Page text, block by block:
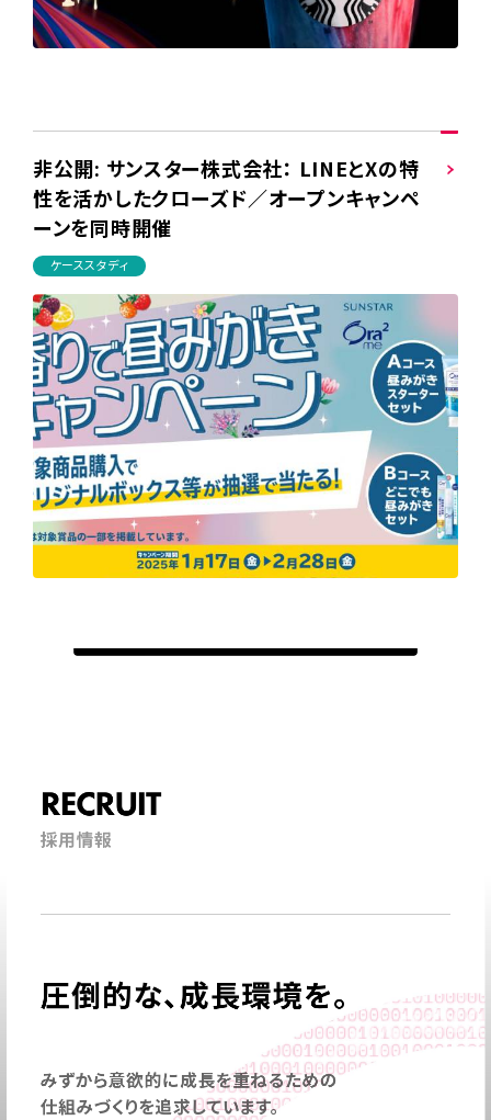
非公開: サンスター株式会社： LINEとXの特
性を活かしたクローズド／オープンキャンペ
ーンを同時開催
ケーススタディ
RECRUIT
採用情報
圧倒的な、成長環境を。
みずから意欲的に成長を重ねるための
仕組みづくりを追求しています。